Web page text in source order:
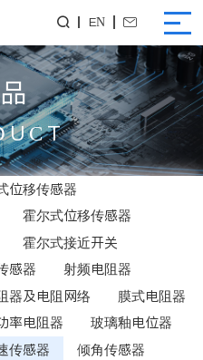
 EN 
位移传感器
霍尔式位移传感器
霍尔式接近开关
感器
射频电阻器
器及电阻网络
膜式电阻器
率电阻器
玻璃釉电位器
传感器
倾角传感器